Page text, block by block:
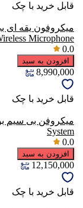
قابل خرید با چک
Microphone
0.0
افزودن به سبد
8,990,000
قابل خرید با چک
System
0.0
افزودن به سبد
12,150,000
قابل خرید با چک